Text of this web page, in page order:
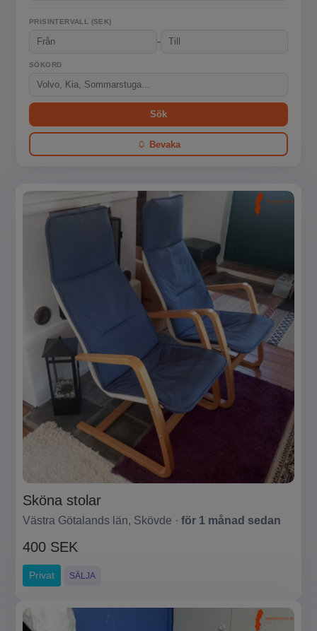
PRISINTERVALL (SEK)
-
SÖKORD
Sök
Bevaka
Sköna stolar
Västra Götalands län, Skövde · för 1 månad sedan
400 SEK
Privat SÄLJA